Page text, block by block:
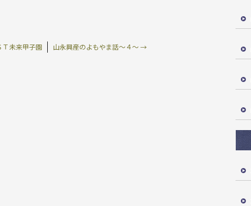
Ｔ未来甲子園 山永興産のよもやま話～４～→